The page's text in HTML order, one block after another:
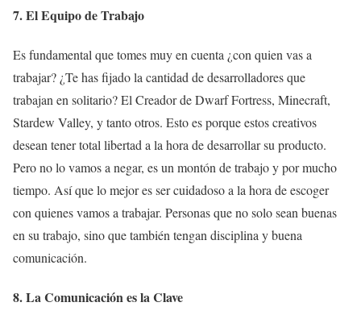
7. El Equipo de Trabajo
Es fundamental que tomes muy en cuenta ¿con quien vas a
trabajar? ¿Te has fijado la cantidad de desarrolladores que
trabajan en solitario? El Creador de Dwarf Fortress, Minecraft,
Stardew Valley, y tanto otros. Esto es porque estos creativos
desean tener total libertad a la hora de desarrollar su producto.
Pero no lo vamos a negar, es un montón de trabajo y por mucho
tiempo. Así que lo mejor es ser cuidadoso a la hora de escoger
con quienes vamos a trabajar. Personas que no solo sean buenas
en su trabajo, sino que también tengan disciplina y buena
comunicación.
8. La Comunicación es la Clave